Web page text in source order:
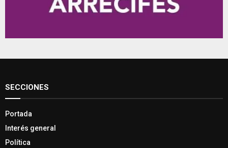
SECCIONES
Portada
Interés general
Política